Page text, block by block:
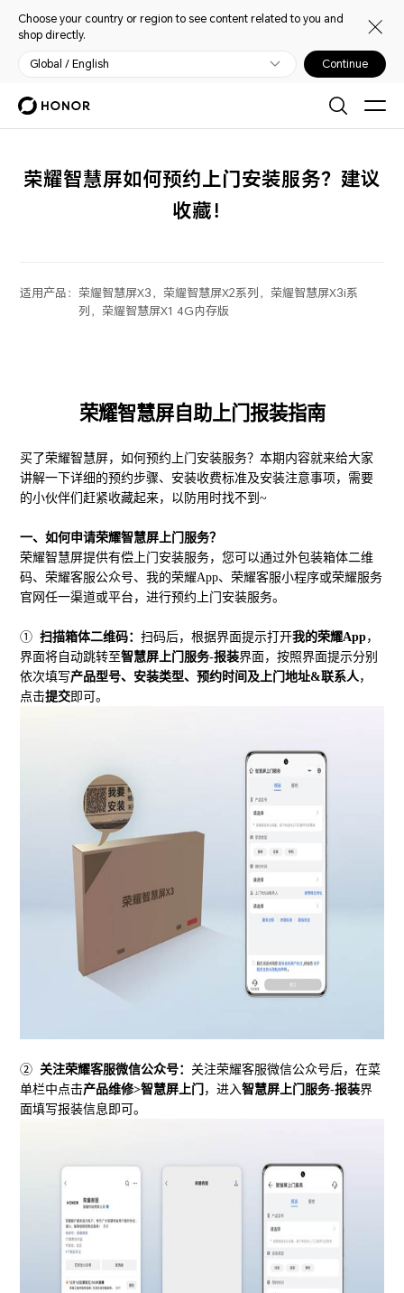
Choose your country or region to see content related to you and
shop directly.
Global / English Continue
荣耀智慧屏如何预约上门安装服务？建议
收藏！
适用产品： 荣耀智慧屏X3，荣耀智慧屏X2系列，荣耀智慧屏X3i系
列，荣耀智慧屏X1 4G内存版
荣耀智慧屏自助上门报装指南
买了荣耀智慧屏，如何预约上门安装服务？本期内容就来给大家
讲解一下详细的预约步骤、安装收费标准及安装注意事项，需要
的小伙伴们赶紧收藏起来，以防用时找不到~
一、如何申请荣耀智慧屏上门服务？
荣耀智慧屏提供有偿上门安装服务，您可以通过外包装箱体二维
码、荣耀客服公众号、我的荣耀App、荣耀客服小程序或荣耀服务
官网任一渠道或平台，进行预约上门安装服务。
① 扫描箱体二维码：扫码后，根据界面提示打开我的荣耀App，
界面将自动跳转至智慧屏上门服务-报装界面，按照界面提示分别
依次填写产品型号、安装类型、预约时间及上门地址&联系人 ，
点击提交即可。
② 关注荣耀客服微信公众号： 关注荣耀客服微信公众号后，在菜
单栏中点击产品维修>智慧屏上门 ，进入智慧屏上门服务-报装界
面填写报装信息即可。